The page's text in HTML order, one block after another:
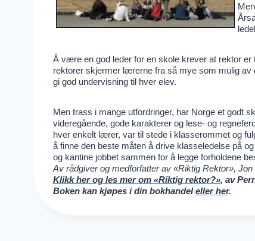
Å være en god leder for en skole krever at rektor
rektorer skjermer lærerne fra så mye som mulig av
gi god undervisning til hver elev.
Men trass i mange utfordringer, har Norge et godt
videregående, gode karakterer og lese- og
hver enkelt lærer, var til stede i klasserommet og
å finne den beste måten å drive klasseledelse på
og kantine jobbet sammen for å legge forholdene
Av rådgiver og medforfatter av «Riktig Rektor»,
Klikk her og les mer om «Riktig rektor?», av
Boken kan kjøpes i din bokhandeleller her.